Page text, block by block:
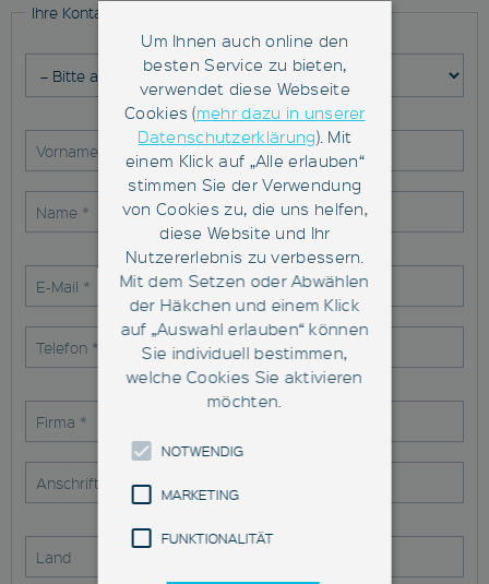
Ihre Kontaktdaten
Um Ihnen auch online den
besten Service zu bieten,
verwendet diese Webseite
Cookies (mehr dazu in unserer
Datenschutzerklärung). Mit
einem Klick auf „Alle erlauben“
stimmen Sie der Verwendung
von Cookies zu, die uns helfen,
diese Website und Ihr
Nutzererlebnis zu verbessern.
Mit dem Setzen oder Abwählen
der Häkchen und einem Klick
auf „Auswahl erlauben“ können
Sie individuell bestimmen,
welche Cookies Sie aktivieren
möchten.
NOTWENDIG
MARKETING
FUNKTIONALITÄT